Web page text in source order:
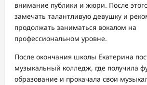
внимание публики и жюри. После
замечать талантливую девушку и
продолжать заниматься вокалом на
профессиональном уровне.
После окончания школы Екатерина
музыкальный колледж, где получила
образование и прокачала свои